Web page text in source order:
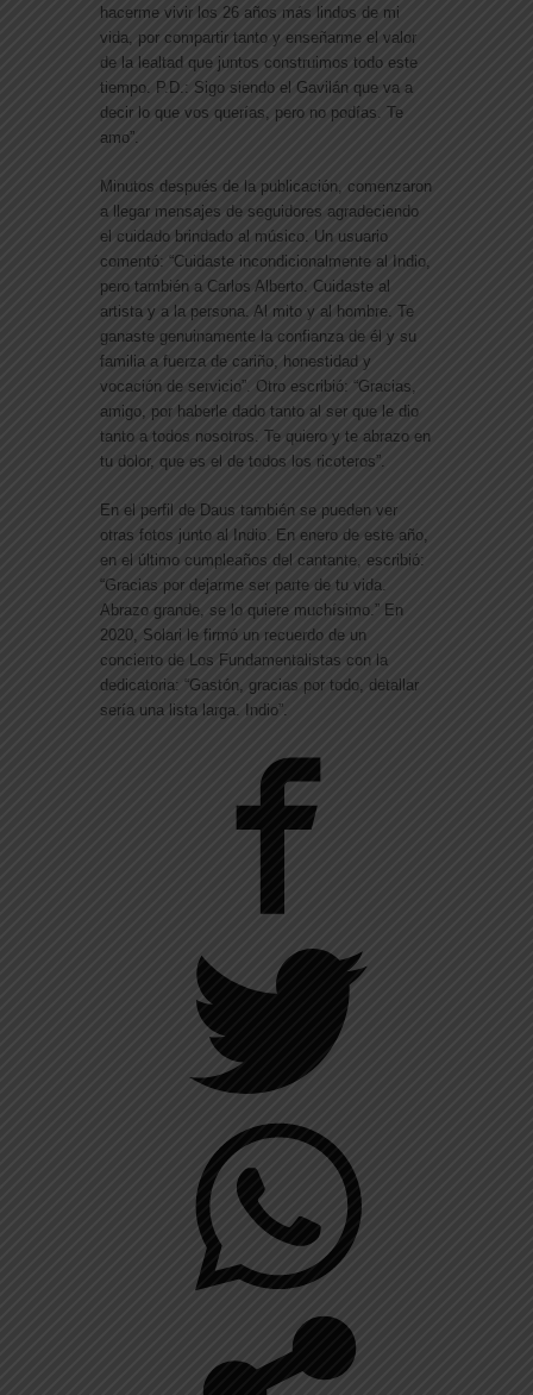
hacerme vivir los 26 años más lindos de mi
vida, por compartir tanto y enseñarme el valor
de la lealtad que juntos construimos todo este
tiempo. P.D.: Sigo siendo el Gavilán que va a
decir lo que vos querías, pero no podías. Te
amo”.
Minutos después de la publicación, comenzaron
a llegar mensajes de seguidores agradeciendo
el cuidado brindado al músico. Un usuario
comentó: “Cuidaste incondicionalmente al Indio,
pero también a Carlos Alberto. Cuidaste al
artista y a la persona. Al mito y al hombre. Te
ganaste genuinamente la confianza de él y su
familia a fuerza de cariño, honestidad y
vocación de servicio”. Otro escribió: “Gracias,
amigo, por haberle dado tanto al ser que le dio
tanto a todos nosotros. Te quiero y te abrazo en
tu dolor, que es el de todos los ricoteros”.
En el perfil de Daus también se pueden ver
otras fotos junto al Indio. En enero de este año,
en el último cumpleaños del cantante, escribió:
“Gracias por dejarme ser parte de tu vida.
Abrazo grande, se lo quiere muchísimo.” En
2020, Solari le firmó un recuerdo de un
concierto de Los Fundamentalistas con la
dedicatoria: “Gastón, gracias por todo, detallar
sería una lista larga. Indio”.